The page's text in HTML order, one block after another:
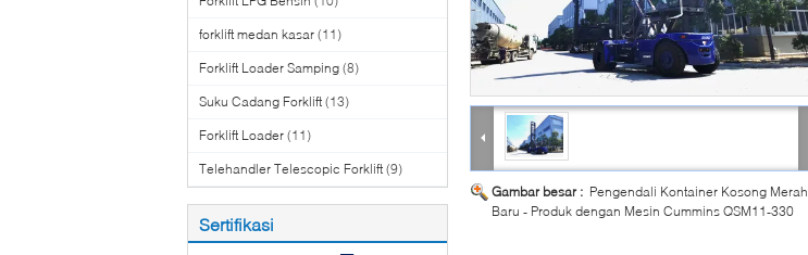
forklift medan kasar (11)
Forklift Loader Samping (8)
Suku Cadang Forklift (13)
Forklift Loader (11)
Telehandler Telescopic Forklift (9)
Sertifikasi
Gambar besar : Pengendali Kontainer Kosong Merah
Baru - Produk dengan Mesin Cummins QSM11-330